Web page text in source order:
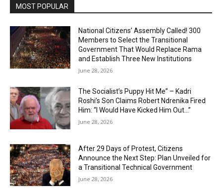
MOST POPULAR
National Citizens’ Assembly Called! 300
Members to Select the Transitional
Government That Would Replace Rama
and Establish Three New Institutions
June 28, 2026
The Socialist’s Puppy Hit Me” – Kadri
Roshi’s Son Claims Robert Ndrenika Fired
Him: “I Would Have Kicked Him Out…”
June 28, 2026
After 29 Days of Protest, Citizens
Announce the Next Step: Plan Unveiled for
a Transitional Technical Government
June 28, 2026